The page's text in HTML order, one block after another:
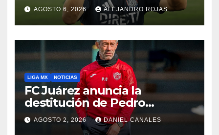
AGOSTO 6, 2026 ALEJANDRO ROJAS
LIGA MX NOTICIAS
FC Juárez anuncia la
destitución de Pedro
Caixinha
AGOSTO 2, 2026 DANIEL CANALES